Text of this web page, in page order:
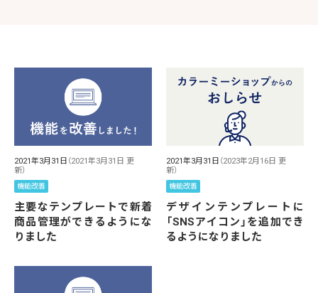
2021年3月31日 （2021年3月31日 更
新）
機能改善
主要なテンプレートで新着
商品管理ができるようにな
りました
2021年3月31日 （2023年2月16日 更
新）
機能改善
デザインテンプレートに
「SNSアイコン」を追加でき
るようになりました